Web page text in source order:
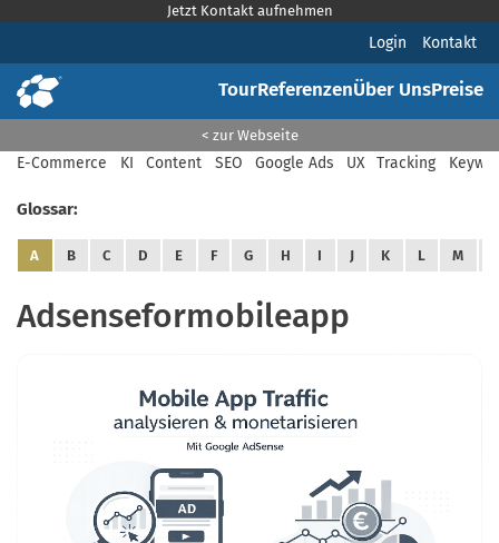
Jetzt Kontakt aufnehmen
Login Kontakt
TourReferenzenÜber UnsPreise
< zur Webseite
E-Commerce KI Content SEO Google Ads UX Tracking
Glossar:
A B C D E F G H I J K L M
Adsenseformobileapp